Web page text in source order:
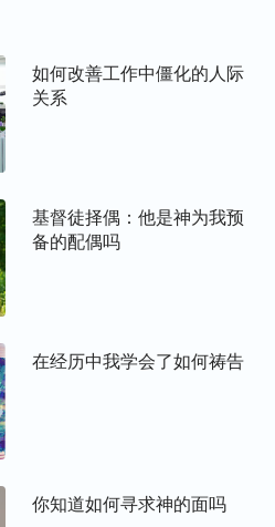
记本，再也不用担
能，有了这项功能，我们在
得，直接打开笔记就能记
捷又方便。另外，我们还可
，让笔记分类保存，方便查
以多端同步，设备随时切
App挺人性化呢？这么细节
如何改善工作中僵化的人际
关系
基督徒择偶：他是神为我预
备的配偶吗
在经历中我学会了如何祷告
你知道如何寻求神的面吗